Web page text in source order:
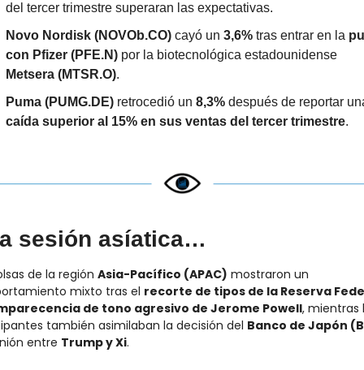
del tercer trimestre superaran las expectativas.
Novo Nordisk (NOVOb.CO) cayó un 3,6% tras entrar en la
con Pfizer (PFE.N)
por la biotecnológica estadounidense
Metsera (MTSR.O).
Puma (PUMG.DE) retrocedió un 8,3%
caída superior al 15% en sus ventas del tercer trimestre.
sesión asíatica…
de la región Asia-Pacífico (APAC) mostraron un
mixto tras el recorte de tipos de la Reserva
de tono agresivo de Jerome Powell, mientras
también asimilaban la decisión del Banco de Japón
entre Trump y Xi.